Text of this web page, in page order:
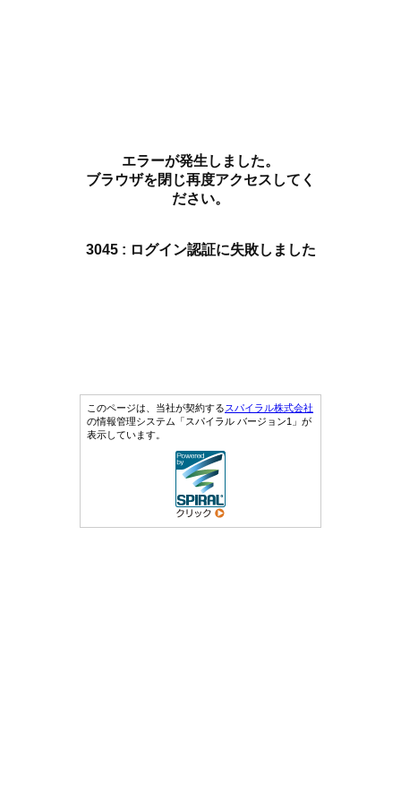
エラーが発生しました。
ブラウザを閉じ再度アクセスしてく
ださい。
3045 : ログイン認証に失敗しました
このページは、当社が契約するスパイラル株式会社
の情報管理システム「スパイラル バージョン1」が
表示しています。